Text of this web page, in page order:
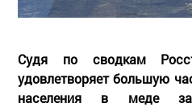
Судя по сводкам
удовлетворяет большую
населения в меде за